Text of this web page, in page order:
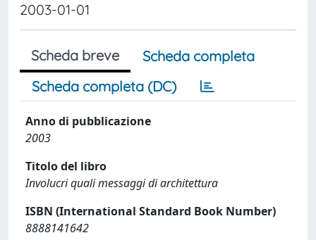
2003-01-01
Scheda breve
Scheda completa
Scheda completa (DC)
Anno di pubblicazione
2003
Titolo del libro
Involucri quali messaggi di architettura
ISBN (International Standard Book Number)
8888141642